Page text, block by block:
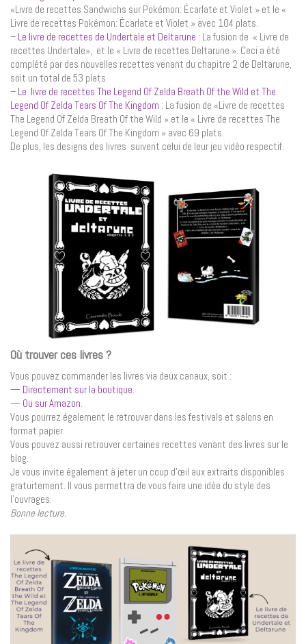
«Livre de recettes Sandwichs sur Pokémon: Écarlate et Violet » et le «
Livre de recettes Pokémon: Écarlate et Violet » avec 104 plats.
– Le livre de recettes de Undertale et Deltarune : La fusion de « Livre de
recettes Undertale», et le « Livre de recettes Deltarune ». Ceci a été
complété par des nouvelles recettes venant du chapitre 2 de Deltarune,
soit un total de 53 plats.
– Le livre de recettes The Legend Of Zelda Breath Of the Wild et The
Legend Of Zelda Tears Of The Kingdom : La fusion de «Livre de recettes
The Legend Of Zelda Breath Of the Wild » et le « Livre de recettes The
Legend Of Zelda Tears Of The Kingdom » avec 69 plats.
De plus, les designs des livres suivent celui de leur jeu vidéo respectif.
Où trouver ces livres ?
Vous pouvez commander les livres via deux canaux, soit :
— Directement sur la boutique.
— Ou sur Amazon.
Vous pourrez également le retrouver dans les festivals et salons en
format papier.
Vous pouvez aussi retrouver certaines recettes venant des livres sur le
blog.
Je vous invite également à jeter un coup d’œil aux extraits disponibles
gratuitement. Il vous permettra de vous faire une idée du style des
l’ouvrages.
Bonne lecture.